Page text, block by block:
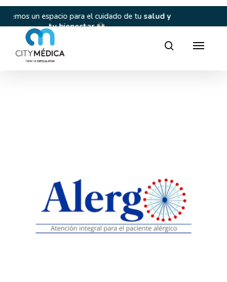
Skip
main
content
el cuidado de tusalud y
Tubienestar
search